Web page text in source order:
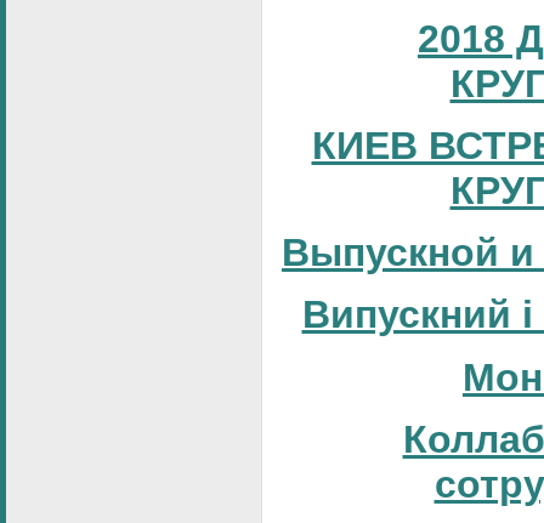
2018
КИЕВ
Выпускной и
Випускний